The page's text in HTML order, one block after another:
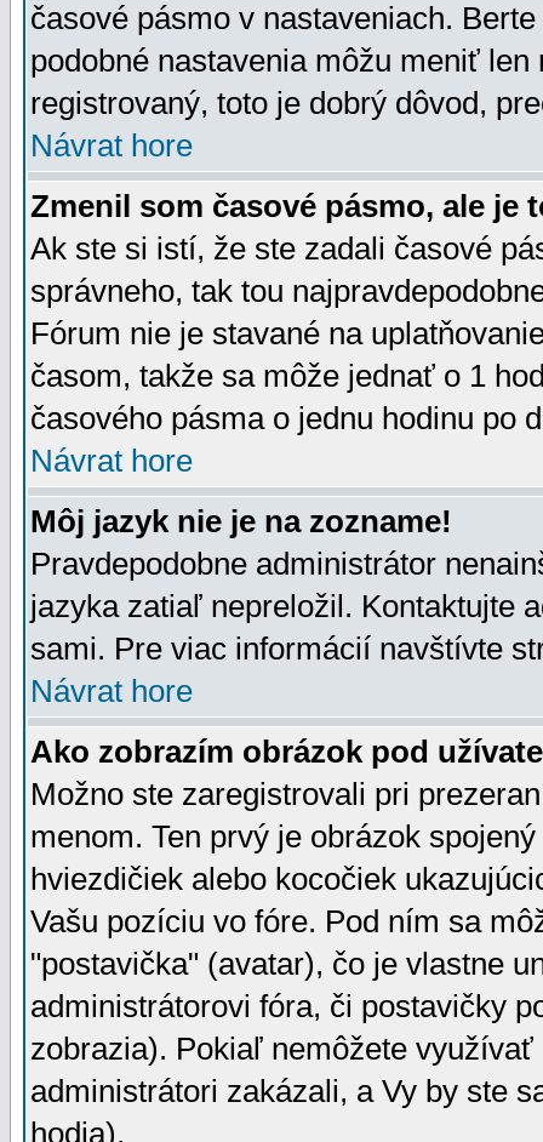
časové pásmo v nastaveniach.
podobné nastavenia môžu meniť
registrovaný, toto je dobrý dôvod,
Návrat hore
Zmenil som časové pásmo, ale je
Ak ste si istí, že ste zadali časové
správneho, tak tou
Fórum nie je stavané na
časom, takže sa môže jednať o 1
časového pásma o jednu hodinu po
Návrat hore
Môj jazyk nie je na zozname!
Pravdepodobne administrátor
jazyka zatiaľ nepreložil. Kontaktujte
sami. Pre viac informácií navštívte
Návrat hore
Ako zobrazím obrázok pod
Možno ste zaregistrovali pri
menom. Ten prvý je obrázok
hviezdičiek alebo kocočiek
Vašu pozíciu vo fóre. Pod ním sa
"postavička" (avatar), čo je vlastne
administrátorovi fóra, či postavičky
zobrazia). Pokiaľ nemôžete
administrátori zakázali, a Vy by ste
hodia).